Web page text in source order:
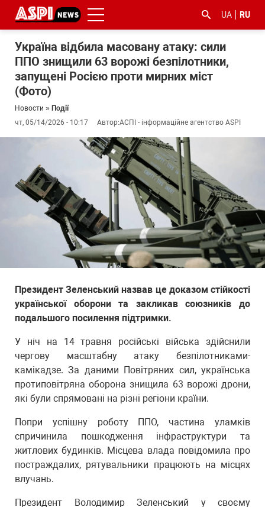
UA RU
Україна відбила масовану атаку: сили
ППО знищили 63 ворожі безпілотники,
запущені Росією проти мирних міст
(Фото)
Новости » Події
чт, 05/14/2026 - 10:17
Автор:АСПІ - інформаційне агентство ASPI
Президент Зеленський назвав це доказом стійкості
української оборони та закликав союзників до
подальшого посилення підтримки.
У ніч на 14 травня російські війська здійснили
чергову масштабну атаку безпілотниками-
камікадзе. За даними Повітряних сил, українська
протиповітряна оборона знищила 63 ворожі дрони,
які були спрямовані на різні регіони країни.
Попри успішну роботу ППО, частина уламків
спричинила пошкодження інфраструктури та
житлових будинків. Місцева влада повідомила про
постраждалих, рятувальники працюють на місцях
влучань.
Президент Володимир Зеленський у своєму